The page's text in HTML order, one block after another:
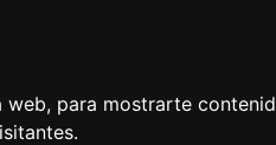
para mostrarte